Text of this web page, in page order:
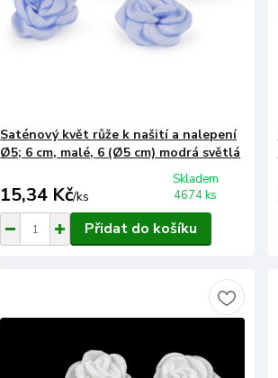
Saténový květ růže k našití a nalepení
Ø5; 6 cm, malé, 6 (Ø5 cm) modrá světlá
15,34 Kč/ks
Skladem
4674 ks
Přidat do košíku